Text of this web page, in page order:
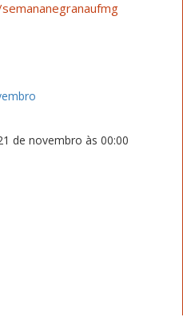
semananegranaufmg
de novembro às 00:00